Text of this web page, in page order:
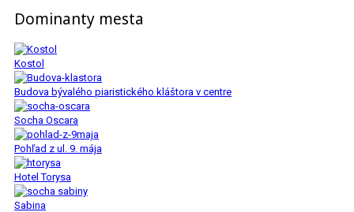
Dominanty mesta
Kostol
Budova bývalého piaristického kláštora v centre
Socha Oscara
Pohľad z ul. 9. mája
Hotel Torysa
Sabina